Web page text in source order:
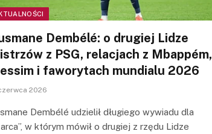
Dembélé: o drugiej Lidze
z PSG, relacjach z Mbappém,
i faworytach mundialu 2026
2026
Dembélé udzielił długiego wywiadu dla
w którym mówił o drugiej z rzędu Lidze